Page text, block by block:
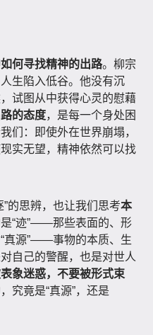
何寻找精神的出路。柳宗
生陷入低谷。他没有沉
试图从中获得心灵的慰藉
的态度，是每一个身处困
们：即使外在世界崩塌，
实无望，精神依然可以找
的思辨，也让我们思考本
“迹”——那些表面的、形
真源”——事物的本质、生
自己的警醒，也是对世人
象迷惑，不要被形式束
究竟是“真源”，还是